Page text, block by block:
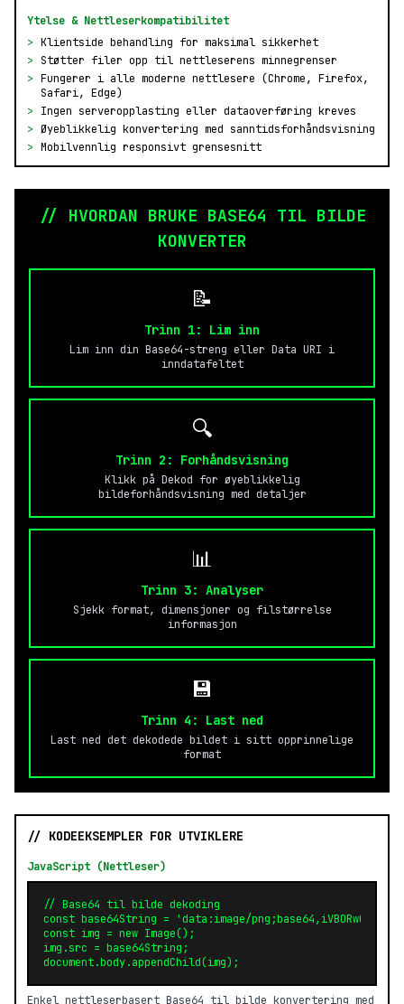
Ytelse & Nettleserkompatibilitet
> Klientside behandling for maksimal sikkerhet
>
Støtter filer opp til nettleserens minnegrenser
> Fungerer i alle moderne nettlesere (Chrome, Firefox,
Safari, Edge)
>
Ingen serveropplasting eller dataoverføring kreves
> Øyeblikkelig konvertering med sanntidsforhåndsvisning
> Mobilvennlig responsivt grensesnitt
// HVORDAN BRUKE BASE64 TIL BILDE
KONVERTER
📝
Trinn 1: Lim inn
Lim inn din Base64-streng eller Data URI i
inndatafeltet
🔍
Trinn 2: Forhåndsvisning
Klikk på Dekod for øyeblikkelig
bildeforhåndsvisning med detaljer
📊
Trinn 3: Analyser
Sjekk format, dimensjoner og filstørrelse
informasjon
💾
Trinn 4: Last ned
Last ned det dekodede bildet i sitt opprinnelige
format
// KODEEKSEMPLER FOR UTVIKLERE
JavaScript (Nettleser)
// Base64 til bilde dekoding
const base64String = 'data:image/png;base64,iVBORw0...';
const img = new Image();
img.src = base64String;
document.body.appendChild(img);
Enkel nettleserbasert Base64 til bilde konvertering med